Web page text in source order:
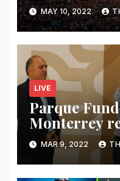
MAY 10, 2022
LIVE
Parque
Monterrey
ingresos por
Música.
MAR 9, 2022